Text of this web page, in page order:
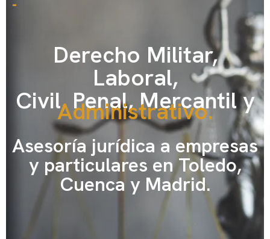
-
Derecho Militar,
Laboral,
Civil, Penal, Mercantil y
Administrativo.
Asesoría jurídica a empresas
y particulares en Toledo,
Cuenca y Madrid.